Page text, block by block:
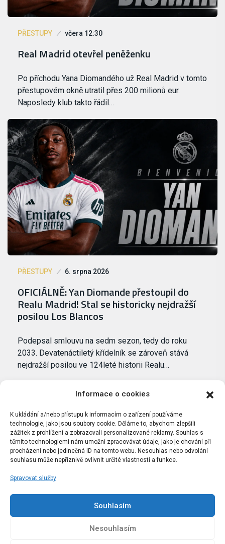
Informace o cookies
K ukládání a/nebo přístupu k informacím o zařízení používáme
technologie, jako jsou soubory cookie. Děláme to, abychom zlepšili
zážitek z prohlížení a zobrazovali personalizované reklamy. Souhlas s
těmito technologiemi nám umožní zpracovávat údaje, jako je chování při
procházení nebo jedinečná ID na tomto webu. Nesouhlas nebo odvolání
souhlasu může nepříznivě ovlivnit určité vlastnosti a funkce.
Spravovat služby
Souhlasím
Nesouhlasím
PŘESTUPY včera 12:30
Real Madrid otevřel peněženku
Po příchodu Yana Diomandého už Real Madrid v tomto
přestupovém okně utratil přes 200 milionů eur.
Naposledy klub takto řádil…
PŘESTUPY 6. srpna 2026
OFICIÁLNĚ: Yan Diomande přestoupil do
Realu Madrid! Stal se historicky nejdražší
posilou Los Blancos
Podepsal smlouvu na sedm sezon, tedy do roku
2033. Devatenáctiletý křídelník se zároveň stává
nejdražší posilou ve 124leté historii Realu…